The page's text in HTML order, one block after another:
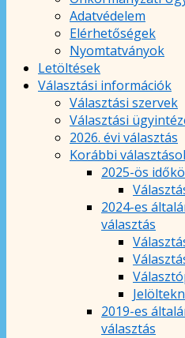
Adatvédelem
Elérhetőségek
Nyomtatványok
Letöltések
Választási információk
Választási szervek
Választási
2026. évi választás
Korábbi
2025-ös
2024-es
választás
2019-es
választás